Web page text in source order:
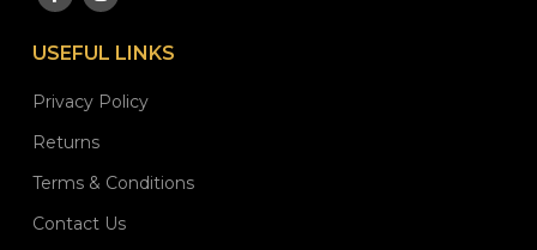
USEFUL LINKS
Privacy Policy
Returns
Terms & Conditions
Contact Us